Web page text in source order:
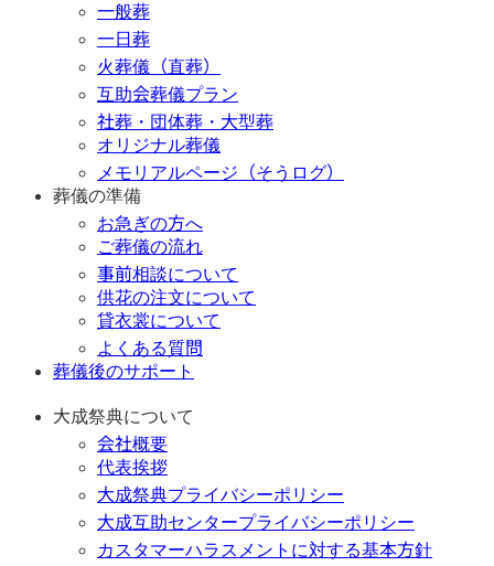
一般葬
一日葬
火葬儀（直葬）
互助会葬儀プラン
社葬・団体葬・大型葬
オリジナル葬儀
メモリアルページ（そうログ）
葬儀の準備
お急ぎの方へ
ご葬儀の流れ
事前相談について
供花の注文について
貸衣裳について
よくある質問
葬儀後のサポート
大成祭典について
会社概要
代表挨拶
大成祭典プライバシーポリシー
大成互助センタープライバシーポリシー
カスタマーハラスメントに対する基本方針